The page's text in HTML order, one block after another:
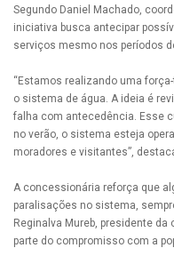
Segundo Daniel Machado,
iniciativa busca antecipar
serviços mesmo nos períodos
“Estamos realizando uma
o sistema de água. A ideia é
falha com antecedência. Esse
no verão, o sistema esteja
moradores e visitantes”,
A concessionária reforça que
paralisações no sistema,
Reginalva Mureb, presidente da
parte do compromisso com a